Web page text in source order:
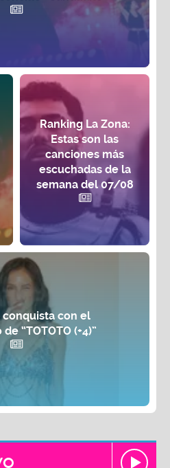
Ranking La Zona:
Estas son las
canciones más
escuchadas de la
semana del 07/08
conquista con el
“TOTOTO (+4)”